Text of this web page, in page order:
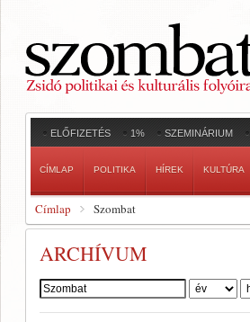
ELŐFIZETÉS 1% SZEMINÁRIUM
CÍMLAP POLITIKA HÍREK KULTÚRA
Címlap Szombat
ARCHÍVUM
Szerző: